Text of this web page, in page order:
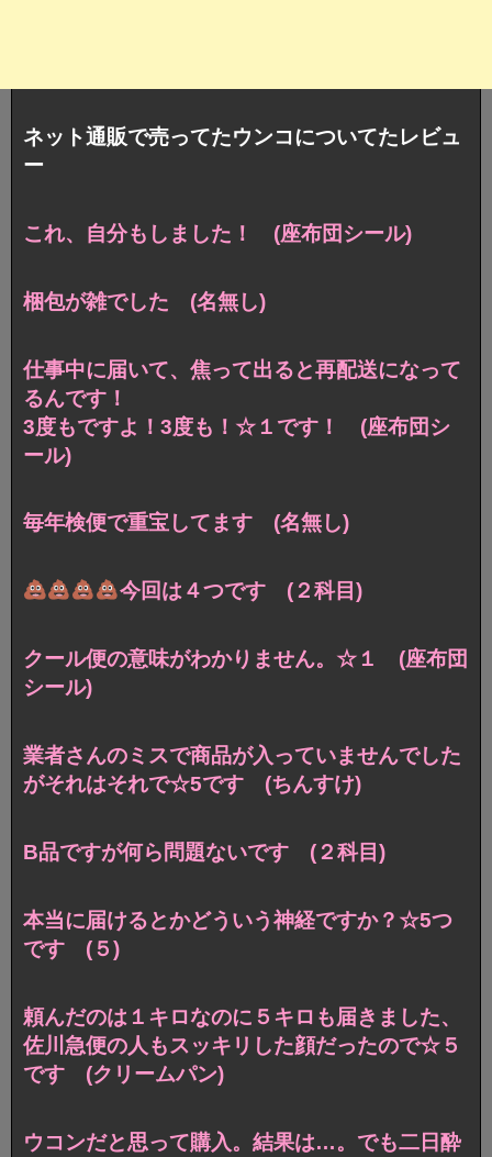
ネット通販で売ってたウンコについてたレビュ
ー
これ、自分もしました！ (座布団シール)
梱包が雑でした (名無し)
仕事中に届いて、焦って出ると再配送になって
るんです！
3度もですよ！3度も！☆１です！ (座布団シ
ール)
毎年検便で重宝してます (名無し)
今回は４つです (２科目)
クール便の意味がわかりません。☆１ (座布団
シール)
業者さんのミスで商品が入っていませんでした
がそれはそれで☆5です (ちんすけ)
B品ですが何ら問題ないです (２科目)
本当に届けるとかどういう神経ですか？☆5つ
です (５)
頼んだのは１キロなのに５キロも届きました、
佐川急便の人もスッキリした顔だったので☆５
です (クリームパン)
ウコンだと思って購入。結果は…。 でも二日酔